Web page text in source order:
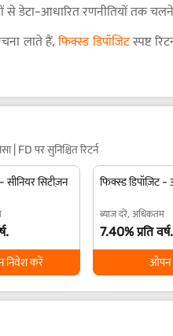
से डेटा-आधारित रणनीतियों तक
लाते हैं,फिक्स्ड डिपॉजिटस्पष्ट
| FD पर सुनिश्चित रिटर्न
सीनियर सिटीज़न
निवेश करें
फिक्स्ड
ब्याज दरें, अधिकतम
7.40% प्रति वर्ष.
ओपन